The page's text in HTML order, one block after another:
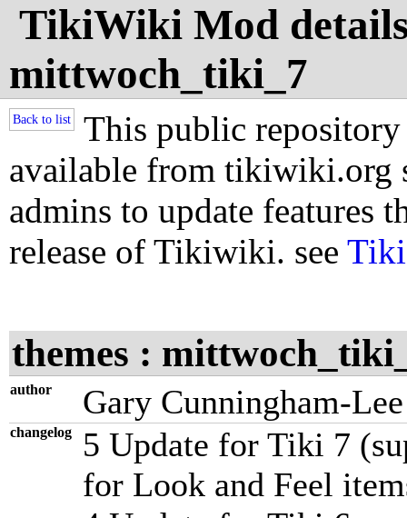
TikiWiki Mod
mittwoch_tiki_7
Back to list
This public repository
available from tikiwiki.org
admins to update features
release of Tikiwiki. see
themes :
author Gary Cunningham-
changelog
5 Update for Tiki 7
for Look and Feel